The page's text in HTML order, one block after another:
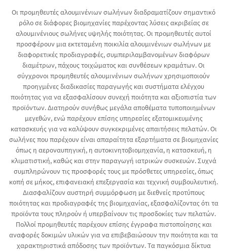
Οι προμηθευτές αλουμινένιων σωλήνων διαδραματίζουν σημαντικό
ρόλο σε διάφορες βιομηχανίες παρέχοντας λύσεις ακριβείας σε
αλουμινένιους σωλήνες υψηλής ποιότητας. Οι προμηθευτές αυτοί
προσφέρουν μια εκτεταμένη ποικιλία αλουμινένιων σωλήνων με
διαφορετικές προδιαγραφές, συμπεριλαμβανομένων διαφόρων
διαμέτρων, πάχους τοιχώματος και συνθέσεων κραμάτων. Οι
σύγχρονοι προμηθευτές αλουμινένιων σωλήνων χρησιμοποιούν
προηγμένες διαδικασίες παραγωγής και συστήματα ελέγχου
ποιότητας για να εξασφαλίσουν συνεχή ποιότητα και αξιοπιστία των
προϊόντων. Διατηρούν συνήθως μεγάλα αποθέματα τυποποιημένων
μεγεθών, ενώ παρέχουν επίσης υπηρεσίες εξατομικευμένης
κατασκευής για να καλύψουν συγκεκριμένες απαιτήσεις πελατών. Οι
σωλήνες που παρέχουν είναι απαραίτητα εξαρτήματα σε βιομηχανίες
όπως η αεροναυπηγική, η αυτοκινητοβιομηχανία, η κατασκευή, η
κλιματιστική, καθώς και στην παραγωγή ιατρικών συσκευών. Συχνά
συμπληρώνουν τις προσφορές τους με πρόσθετες υπηρεσίες, όπως
κοπή σε μήκος, επιφανειακή επεξεργασία και τεχνική συμβουλευτική.
Διασφαλίζουν αυστηρή συμμόρφωση με διεθνείς προτύπους
ποιότητας και προδιαγραφές της βιομηχανίας, εξασφαλίζοντας ότι τα
προϊόντα τους πληρούν ή υπερβαίνουν τις προσδοκίες των πελατών.
Πολλοί προμηθευτές παρέχουν επίσης έγγραφα πιστοποίησης και
αναφορές δοκιμών υλικών για να επιβεβαιώσουν την ποιότητα και τα
χαρακτηριστικά απόδοσης των προϊόντων. Τα παγκόσμια δίκτυα